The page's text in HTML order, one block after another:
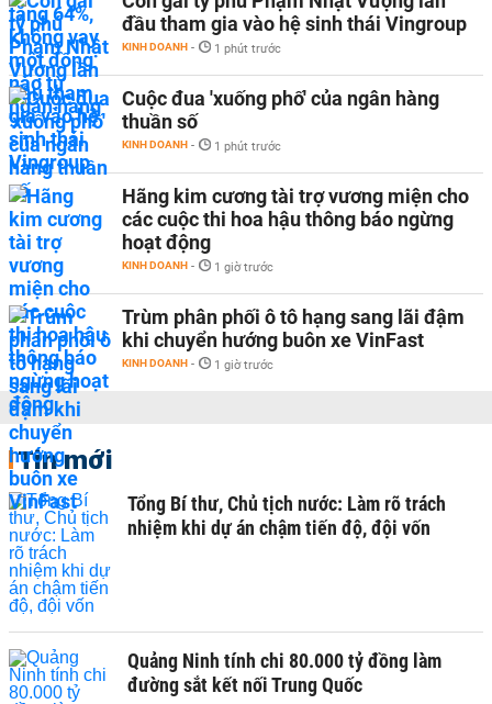
đầu tham gia vào hệ sinh thái Vingroup
KINH DOANH - 1 phút trước
Cuộc đua 'xuống phố' của ngân hàng
thuần số
KINH DOANH - 1 phút trước
Hãng kim cương tài trợ vương miện cho
các cuộc thi hoa hậu thông báo ngừng
hoạt động
KINH DOANH - 1 giờ trước
Trùm phân phối ô tô hạng sang lãi đậm
khi chuyển hướng buôn xe VinFast
KINH DOANH - 1 giờ trước
Tin mới
Tổng Bí thư, Chủ tịch nước: Làm rõ trách
nhiệm khi dự án chậm tiến độ, đội vốn
Quảng Ninh tính chi 80.000 tỷ đồng làm
đường sắt kết nối Trung Quốc